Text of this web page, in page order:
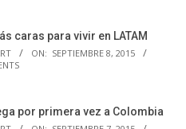
caras para vivir en LATAM
ON: SEPTIEMBRE 8, 2015
por primera vez a Colombia